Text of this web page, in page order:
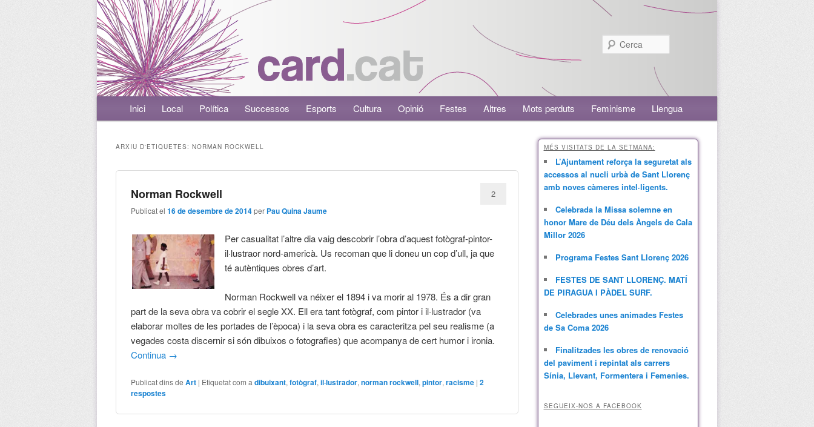
Menú principalAneu al contingut principal
Aneu al contingut secundari
Inici Local Política Successos Esports Cultura Opinió Festes Altres Mots perduts Feminisme Llengua
ARXIU D'ETIQUETES: NORMAN ROCKWELL
Norman Rockwell
Publicat el16 de desembre de 2014per Pau Quina Jaume
2
Per casualitat l’altre dia vaig descobrir l’obra d’aquest fotògraf-pintor-
il·lustraor nord-americà. Us recoman que li doneu un cop d’ull, ja que
té autèntiques obres d’art.
Norman Rockwell va néixer el 1894 i va morir al 1978. És a dir gran
part de la seva obra va cobrir el segle XX. Ell era tant fotògraf, com pintor i il·lustrador (va
elaborar moltes de les portades de l’època) i la seva obra es caracteritza pel seu realisme (a
vegades costa discernir si són dibuixos o fotografies) que acompanya de cert humor i ironia.
Continua →
Publicat dins de Art | Etiquetat com a dibuixant,fotògraf,il·lustrador,norman rockwell,pintor,racisme |2
respostes
MÉS VISITATS DE LA SETMANA:
L’Ajuntament reforça la seguretat als
accessos al nucli urbà de Sant Llorenç
amb noves càmeres intel·ligents.
Celebrada la Missa solemne en
honor Mare de Déu dels Àngels de Cala
Millor 2026
Programa Festes Sant Llorenç 2026
FESTES DE SANT LLORENÇ. MATÍ
DE PIRAGUA I PÀDEL SURF.
Celebrades unes animades Festes
de Sa Coma 2026
Finalitzades les obres de renovació
del paviment i repintat als carrers
Sínia, Llevant, Formentera i Femenies.
SEGUEIX-NOS A FACEBOOK